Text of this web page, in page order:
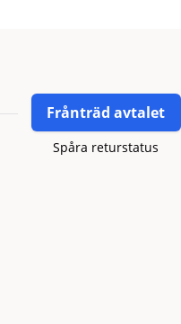
Frånträd avtalet
Spåra returstatus